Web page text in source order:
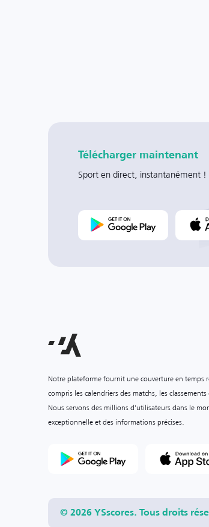
Télécharger maintenant
Sport en direct, instantanément !
Notre plateforme fournit une couverture en temps
compris les calendriers des matchs, les
Nous servons des millions d'utilisateurs dans le
exceptionnelle et des informations précises.
© 2026 YSscores. Tous droits